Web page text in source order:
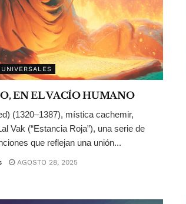
EN EL VACÍO HUMANO
(1320–1387), mística cachemir,
Vak (“Estancia Roja”), una serie de
que reflejan una unión...
AGOSTO 28, 2025